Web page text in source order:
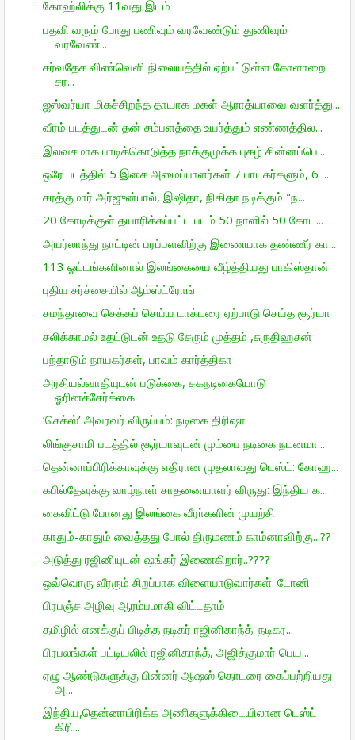
கோஹ்லிக்கு 11வது இடம்
பதவி வரும் போது பணிவும் வரவேண்டும் துணிவும்
வரவேண்...
சர்வதேச விண்வெளி நிலையத்தில் ஏற்பட்டுள்ள கோளாறை
சர...
ஐஸ்வர்யா மிகச்சிறந்த தாயாக மகள் ஆராத்யாவை வளர்த்து...
வீரம் படத்துடன் தன் சம்பளத்தை உயர்த்தும் எண்ணத்தில...
இலவசமாக பாடிக்கொடுத்த நாக்குமுக்க புகழ் சின்னப்பெ...
ஒரே படத்தில் 5 இசை அமைப்பாளர்கள் 7 பாடகர்களும், 6 ...
சரத்குமார் அர்ஜுன்பால், இஷிதா, நிகிதா நடிக்கும் "ந...
20 கோடிக்குள் தயாரிக்கப்பட்ட படம் 50 நாளில் 50 கோட...
அயர்லாந்து நாட்டின் பரப்பளவிற்கு இணையாக தண்ணீர் கா...
113 ஓட்டங்களினால் இலங்கையை வீழ்த்தியது பாகிஸ்தான்
புதிய சர்ச்சையில் ஆம்ஸ்ட்ரோங்
சமந்தாவை செக்கப் செய்ய டாக்டரை ஏற்பாடு செய்த சூர்யா
சலிக்காமல் உதட்டுடன் உதடு சேரும் முத்தம் ,சுருதிஹசன்
பந்தாடும் நாயகர்கள், பாவம் கார்த்திகா
அரசியல்வாதியுடன் படுக்கை, சகநடிகையோடு
ஓரினச்சேர்க்கை
‘செக்ஸ்’ அவரவர் விருப்பம்: நடிகை திரிஷா
லிங்குசாமி படத்தில் சூர்யாவுடன் மும்பை நடிகை நடனமா...
தென்னாப்பிரிக்காவுக்கு எதிரான முதலாவது டெஸ்ட்: கோஹ...
கபில்தேவுக்கு வாழ்நாள் சாதனையாளர் விருது: இந்திய க...
கைவிட்டு போனது இலங்கை வீரா்களின் முயற்சி
காதும்-காதும் வைத்தது போல் திருமணம் காம்னாவிற்கு...??
அடுத்து ரஜினியுடன் ஷங்கர் இணைகிறார்..????
ஒவ்வொரு வீரரும் சிறப்பாக விளையாடுவார்கள்: டோனி
பிரபஞ்ச அழிவு ஆரம்பமாகி விட்டதாம்
தமிழில் எனக்குப் பிடித்த நடிகர் ரஜினிகாந்த்: நடிகர...
பிரபலங்கள் பட்டியலில் ரஜினிகாந்த், அஜித்குமார் பெய...
ஏழு ஆண்டுகளுக்கு பின்னர் ஆஷஸ் தொடரை கைப்பற்றியது
அ...
இந்திய,தென்னாபிரிக்க அணிகளுக்கிடையிலான டெஸ்ட்
கிரி...